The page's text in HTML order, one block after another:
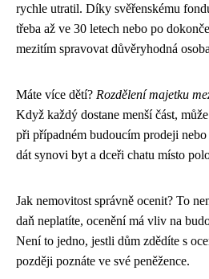
rychle utratil. Díky svěřenskému
třeba až ve 30 letech nebo po
mezitím spravovat důvěryhodná
Máte více dětí? Rozdělení majetku
Když každý dostane menší část,
při případném budoucím prodeji
dát synovi byt a dceři chatu místo
Jak nemovitost správně ocenit? To
daň neplatíte, ocenění má vliv na
Není to jedno, jestli dům zdědíte s
později poznáte ve své peněžence.